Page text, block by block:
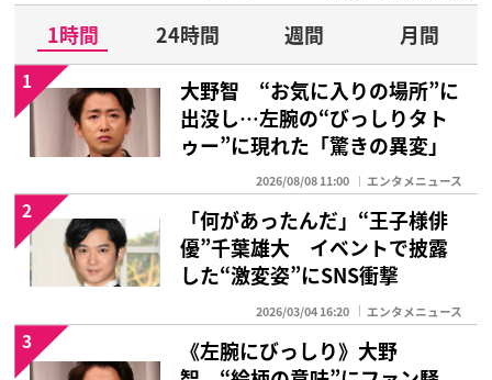
1時間 24時間 週間
月間
大野智 “お気に入りの場所”に
出没し…左腕の“びっしりタト
ゥー”に現れた「驚きの異変」
2026/08/08 11:00 エンタメニュース
1
「何があったんだ」“王子様俳
優”千葉雄大 イベントで披露
した“激変姿”にSNS衝撃
2026/03/04 16:20 エンタメニュース
2
《左腕にびっしり》大野
3